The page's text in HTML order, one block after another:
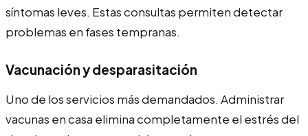
síntomas leves. Estas consultas permiten detectar
problemas en fases tempranas.
Vacunación y desparasitación
Uno de los servicios más demandados. Administrar
vacunas en casa elimina completamente el estrés del